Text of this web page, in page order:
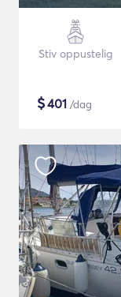
Stiv oppustelig
$401 /dag